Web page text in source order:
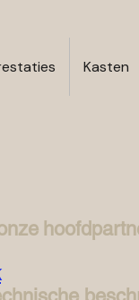
Kasten